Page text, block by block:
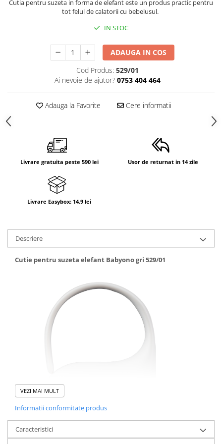
Cutia pentru suzeta in forma de elefant este un produs practic pentru
tot felul de calatorii cu bebelusul.
IN STOC
ADAUGA IN COS
Cod Produs: 529/01
Ai nevoie de ajutor? 0753 404 464
Adauga la Favorite Cere informatii
Livrare gratuita peste 590 lei Usor de returnat in 14 zile
Livrare Easybox: 14.9 lei
Descriere
Cutie pentru suzeta elefant Babyono gri 529/01
VEZI MAI MULT
Informatii conformitate produs
Caracteristici